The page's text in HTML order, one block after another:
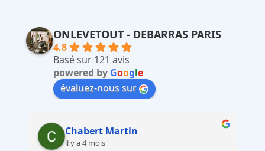
ONLEVETOUT - DEBARRAS PARIS
4.8
Basé sur 121 avis
powered by Google
évaluez-nous sur
Martin Faliu
il y a 4 mois